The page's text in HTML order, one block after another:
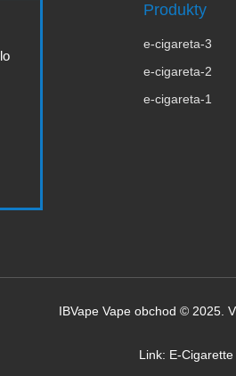
Produkty
e-cigareta-3
e-cigareta-2
e-cigareta-1
IBVape Vape obchod © 2025.
Link: E-Cigarette